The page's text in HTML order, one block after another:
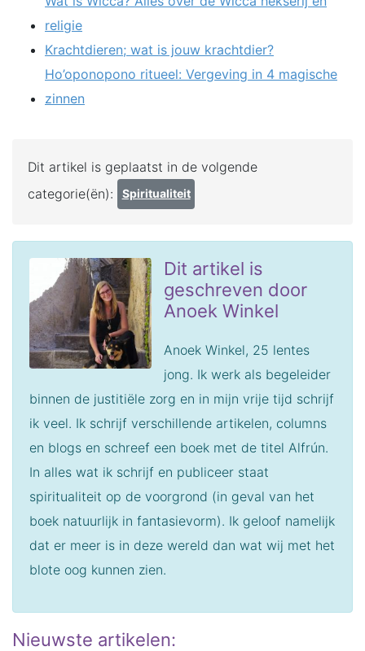
religie
Krachtdieren; wat is jouw krachtdier?
Ho’oponopono ritueel: Vergeving in 4 magische
zinnen
Dit artikel is geplaatst in de volgende
categorie(ën):
Spiritualiteit
Dit artikel is
geschreven door
Anoek Winkel
Anoek Winkel, 25 lentes
jong. Ik werk als begeleider
binnen de justitiële zorg en in mijn vrije tijd schrijf
ik veel. Ik schrijf verschillende artikelen, columns
en blogs en schreef een boek met de titel Alfrún.
In alles wat ik schrijf en publiceer staat
spiritualiteit op de voorgrond (in geval van het
boek natuurlijk in fantasievorm). Ik geloof namelijk
dat er meer is in deze wereld dan wat wij met het
blote oog kunnen zien.
Nieuwste artikelen: